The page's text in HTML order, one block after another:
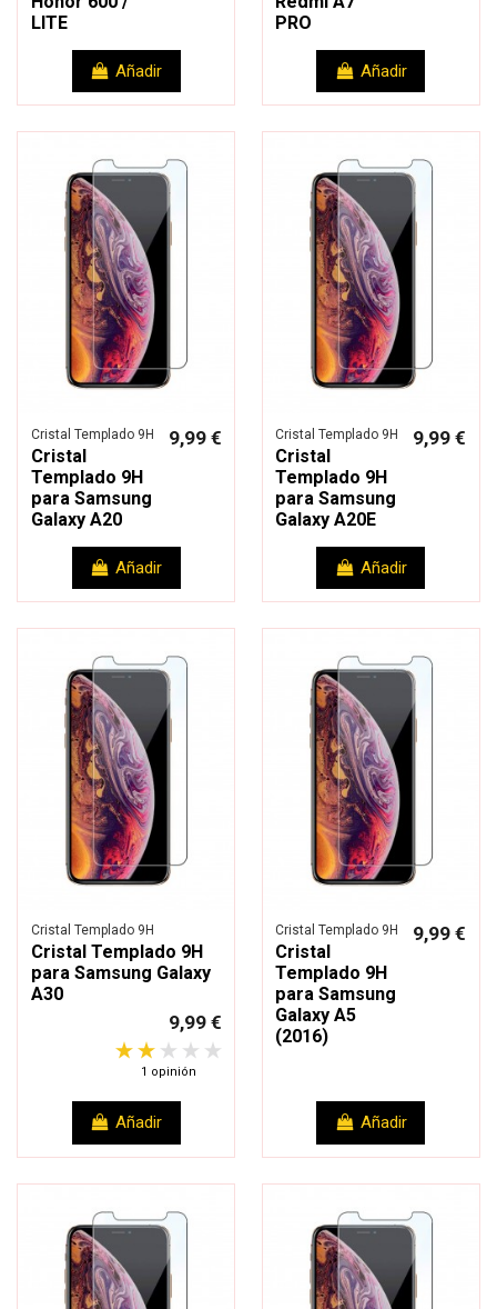
LITE
Añadir
PRO
Añadir
Cristal Templado 9H
Cristal
Templado 9H
para Samsung
Galaxy A20
9,99 €
Añadir
Cristal Templado 9H
Cristal
Templado 9H
para Samsung
Galaxy A20E
9,99 €
Añadir
Cristal Templado 9H
Cristal Templado 9H
para Samsung Galaxy
A30
9,99 €
1 opinión
Añadir
Cristal Templado 9H
Cristal
Templado 9H
para Samsung
Galaxy A5
(2016)
9,99 €
Añadir